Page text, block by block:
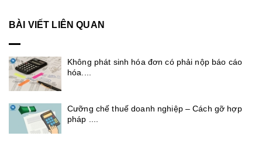
BÀI VIẾT LIÊN QUAN
Không phát sinh hóa đơn có phải nộp báo cáo
hóa....
Cưỡng chế thuế doanh nghiệp – Cách gỡ hợp
pháp ....